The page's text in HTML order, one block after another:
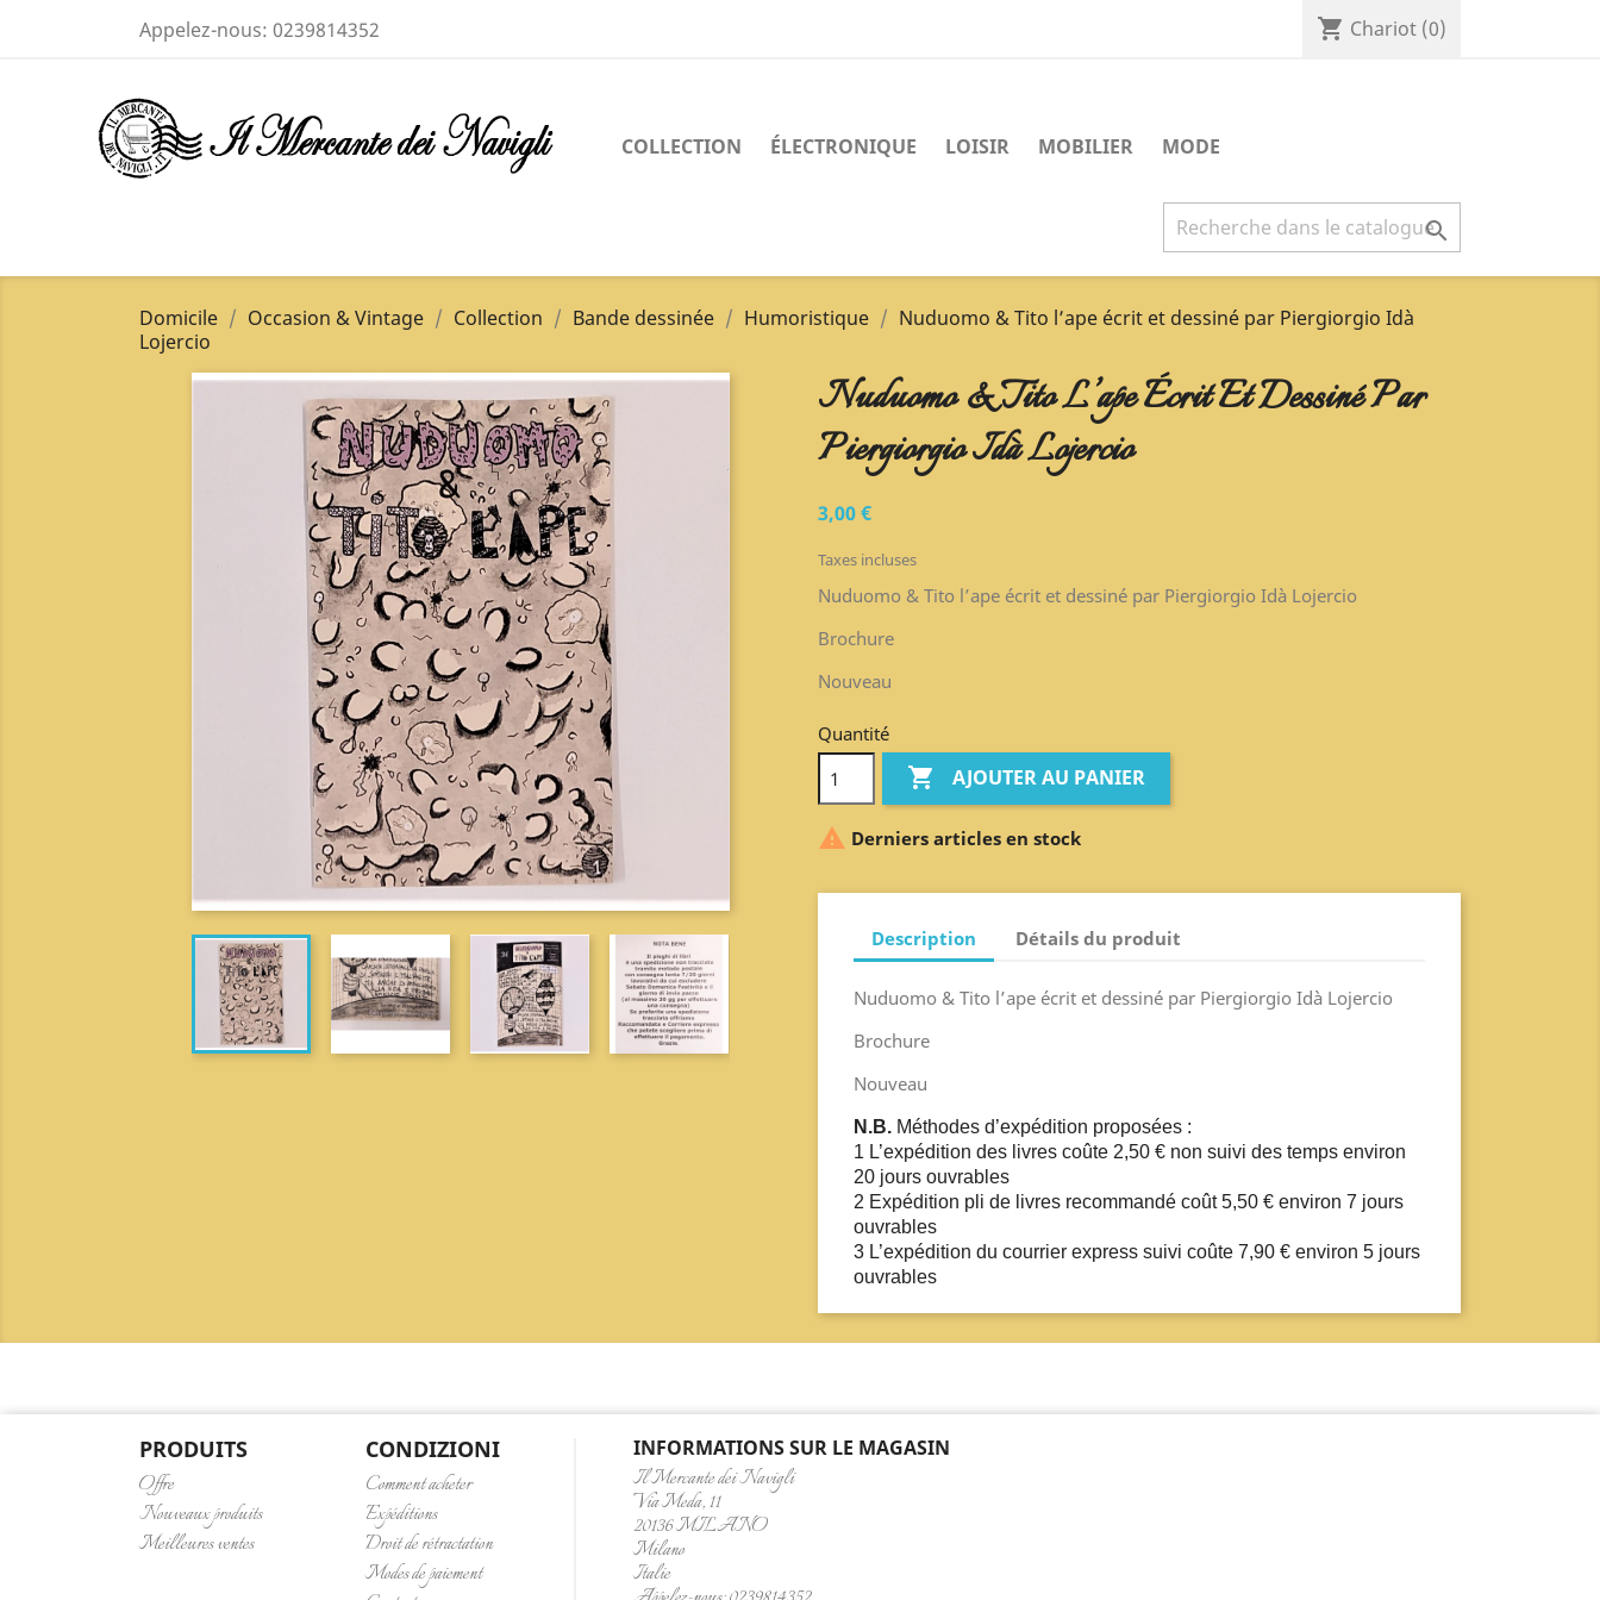
Appelez-nous: 0239814352 shopping_cart Chariot (0)
COLLECTION ÉLECTRONIQUE LOISIR MOBILIER MODE

Domicile Occasion & Vintage Collection Bande dessinée Humoristique
Nuduomo & Tito l’ape écrit et dessiné par Piergiorgio Idà
Lojercio
Nuduomo & Tito L’ape Écrit Et Dessiné Par
Piergiorgio Idà Lojercio
3,00 €
Taxes incluses
Nuduomo & Tito l’ape écrit et dessiné par Piergiorgio Idà Lojercio
Brochure
Nouveau
Quantité
 AJOUTER AU PANIER
 Derniers articles en stock
Description Détails du produit
Nuduomo & Tito l’ape écrit et dessiné par Piergiorgio Idà Lojercio
Brochure
Nouveau
N.B. Méthodes d’expédition proposées :
1 L’expédition des livres coûte 2,50 € non suivi des temps environ
20 jours ouvrables
2 Expédition pli de livres recommandé coût 5,50 € environ 7 jours
ouvrables
3 L’expédition du courrier express suivi coûte 7,90 € environ 5 jours
ouvrables
PRODUITS
Offre
Nouveaux produits
Meilleures ventes
CONDIZIONI
Comment acheter
Expéditions
Droit de rétractation
Modes de paiement
INFORMATIONS SUR LE MAGASIN
Il Mercante dei Navigli
Via Meda, 11
20136 MILANO
Milano
Italie